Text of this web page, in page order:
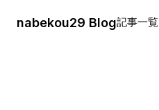
nabekou29 Blog記事一覧